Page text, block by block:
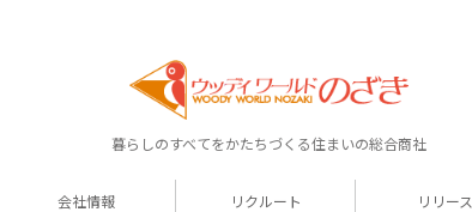
暮らしのすべてをかたちづくる住まいの総合商社
会社情報 リクルート リリース